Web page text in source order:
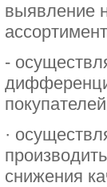
выявление
-
·
снижения